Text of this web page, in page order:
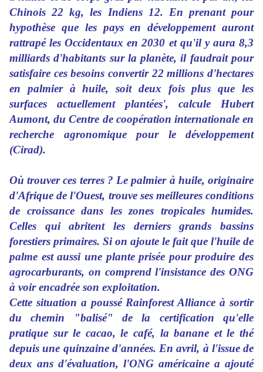
Chinois 22 kg, les Indiens 12. En prenant pour
hypothèse que les pays en développement auront
rattrapé les Occidentaux en 2030 et qu'il y aura 8,3
milliards d'habitants sur la planète, il faudrait pour
satisfaire ces besoins convertir 22 millions d'hectares
en palmier à huile, soit deux fois plus que les
surfaces actuellement plantées', calcule Hubert
Aumont, du Centre de coopération internationale en
recherche agronomique pour le développement
(Cirad).
Où trouver ces terres ? Le palmier à huile, originaire
d'Afrique de l'Ouest, trouve ses meilleures conditions
de croissance dans les zones tropicales humides.
Celles qui abritent les derniers grands bassins
forestiers primaires. Si on ajoute le fait que l'huile de
palme est aussi une plante prisée pour produire des
agrocarburants, on comprend l'insistance des ONG
à voir encadrée son exploitation.
Cette situation a poussé Rainforest Alliance à sortir
du chemin "balisé" de la certification qu'elle
pratique sur le cacao, le café, la banane et le thé
depuis une quinzaine d'années. En avril, à l'issue de
deux ans d'évaluation, l'ONG américaine a ajouté